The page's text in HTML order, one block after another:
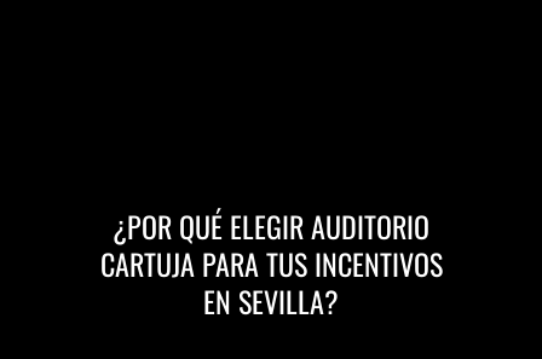
¿POR QUÉ ELEGIR AUDITORIO
CARTUJA PARA TUS INCENTIVOS
EN SEVILLA?